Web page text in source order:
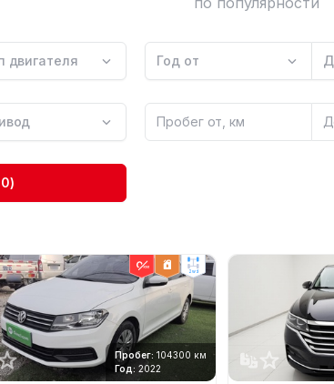
двигателя Год от
2wd
Пробег: 104300 км
Год: 2022